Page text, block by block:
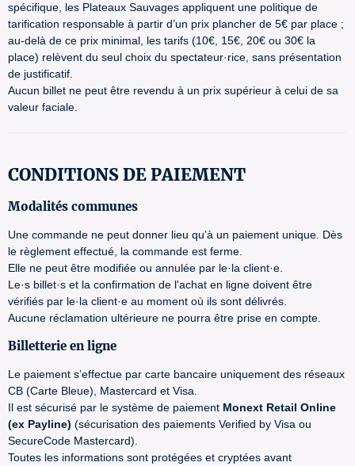
spécifique, les Plateaux Sauvages appliquent une politique de
tarification responsable à partir d’un prix plancher de 5€ par place ;
au-delà de ce prix minimal, les tarifs (10€, 15€, 20€ ou 30€ la
place) relèvent du seul choix du spectateur·rice, sans présentation
de justificatif.
Aucun billet ne peut être revendu à un prix supérieur à celui de sa
valeur faciale.
CONDITIONS DE PAIEMENT
Modalités communes
Une commande ne peut donner lieu qu’à un paiement unique. Dès
le règlement effectué, la commande est ferme.
Elle ne peut être modifiée ou annulée par le·la client·e.
Le·s billet·s et la confirmation de l'achat en ligne doivent être
vérifiés par le·la client·e au moment où ils sont délivrés.
Aucune réclamation ultérieure ne pourra être prise en compte.
Billetterie en ligne
Le paiement s’effectue par carte bancaire uniquement des réseaux
CB (Carte Bleue), Mastercard et Visa.
Il est sécurisé par le système de paiement Monext Retail Online
(ex Payline) (sécurisation des paiements Verified by Visa ou
SecureCode Mastercard).
Toutes les informations sont protégées et cryptées avant